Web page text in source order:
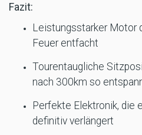
Fazit:
Leistungsstarker Motor
Feuer entfacht
Tourentaugliche
nach 300km so
Perfekte Elektronik, die
definitiv verlängert